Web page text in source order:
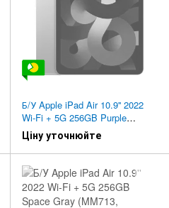
Б/У Apple iPad Air 10.9'' 2022
Wi-Fi + 5G 256GB Purple
(MMED3)
Ціну уточнюйте